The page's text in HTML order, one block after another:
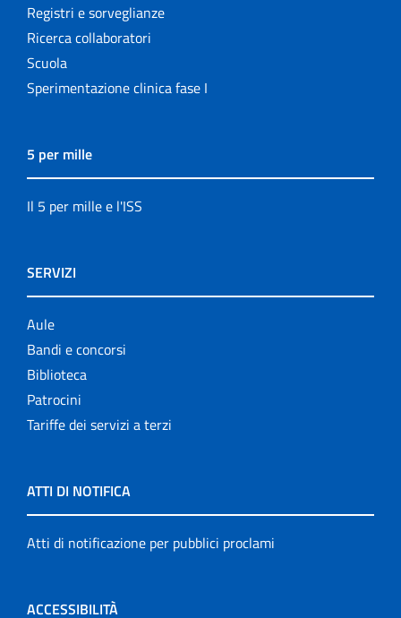
Registri e sorveglianze
Ricerca collaboratori
Scuola
Sperimentazione clinica fase I
5 per mille
Il 5 per mille e l'ISS
SERVIZI
Aule
Bandi e concorsi
Biblioteca
Patrocini
Tariffe dei servizi a terzi
ATTI DI NOTIFICA
Atti di notificazione per pubblici proclami
ACCESSIBILITÀ